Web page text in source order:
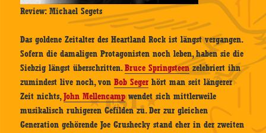
Review: Michael Segets
Das goldene Zeitalter des Heartland Rock ist längst vergangen.
Sofern die damaligen Protagonisten noch leben, haben sie die
Siebzig längst überschritten.Bruce Springsteenzelebriert ihn
zumindest live noch, vonBob Seger hört man seit längerer
Zeit nichts,John Mellencampwendet sich mittlerweile
musikalisch ruhigeren Gefilden zu. Der zur gleichen
Generation gehörende Joe Grushecky stand eher in der zweiten